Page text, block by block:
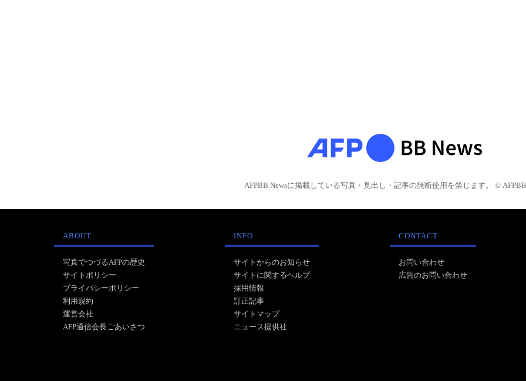
AFPBB Newsに掲載している写真・見出し・記事の無断使用を禁じます。 © AFPBB
ABOUT
写真でつづるAFPの歴史
サイトポリシー
プライバシーポリシー
利用規約
運営会社
AFP通信会長ごあいさつ
INFO
サイトからのお知らせ
サイトに関するヘルプ
採用情報
訂正記事
サイトマップ
ニュース提供社
CONTACT
お問い合わせ
広告のお問い合わせ